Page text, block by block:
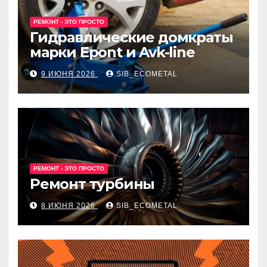
РЕМОНТ - ЭТО ПРОСТО
Гидравлические домкраты
марки Epont и Avk-line
9 ИЮНЯ 2026 SIB_ECOMETAL
РЕМОНТ - ЭТО ПРОСТО
Ремонт турбины
8 ИЮНЯ 2026 SIB_ECOMETAL